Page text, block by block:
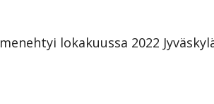
menehtyi lokakuussa 2022